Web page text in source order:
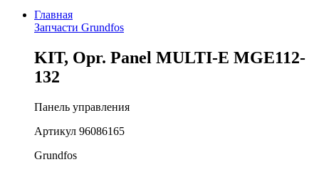
Главная
Запчасти Grundfos
KIT, Opr. Panel MULTI-E MGE112-
132
Панель управления
Артикул 96086165
Grundfos